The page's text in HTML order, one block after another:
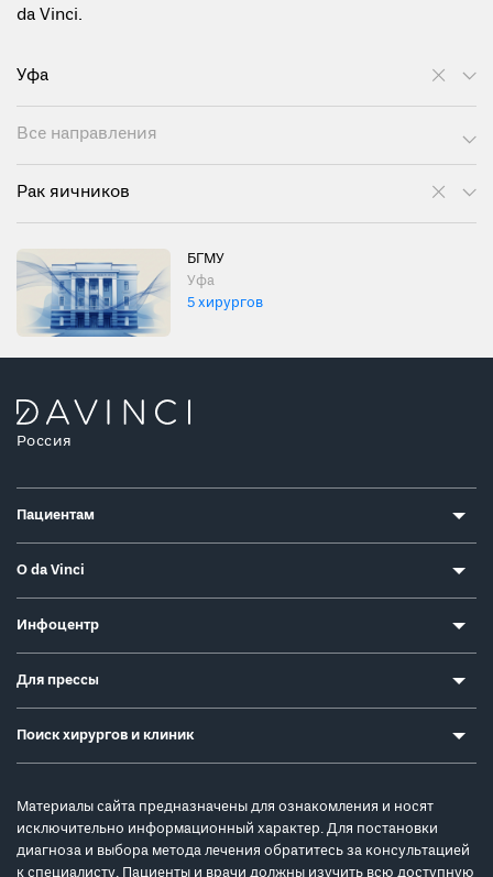
da Vinci.
Уфа
Все направления
Рак яичников
БГМУ
Уфа
5 хирургов
Россия
Пациентам
О da Vinci
Инфоцентр
Для прессы
Поиск хирургов и клиник
Материалы сайта предназначены для ознакомления и носят
исключительно информационный характер. Для постановки
диагноза и выбора метода лечения обратитесь за консультацией
к специалисту. Пациенты и врачи должны изучить всю доступную